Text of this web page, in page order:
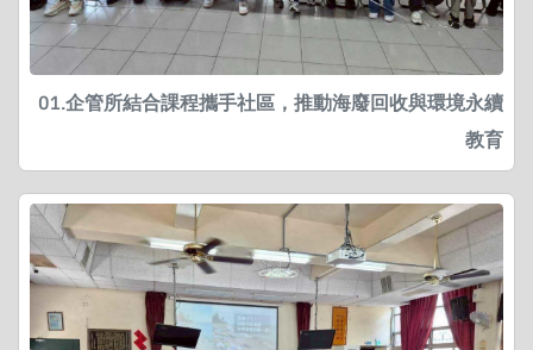
01.企管所結合課程攜手社區，推動海廢回收與環境永續
教育